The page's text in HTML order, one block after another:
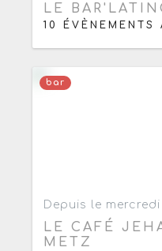
LE
10 ÉVÈNEMENTS
bar
Depuis le
LE CAFÉ
METZ